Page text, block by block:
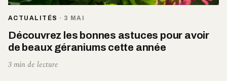
ACTUALITÉS · 3 MAI
Découvrez les bonnes astuces pour avoir
de beaux géraniums cette année
3 min de lecture